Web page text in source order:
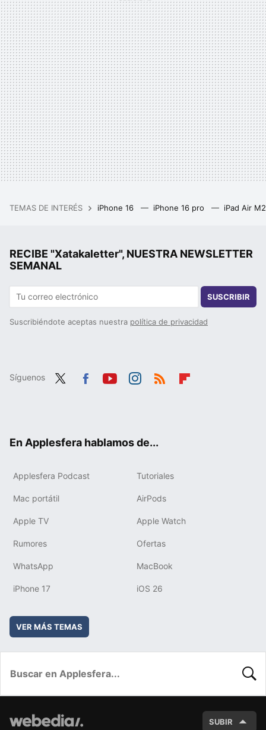
TEMAS DE INTERÉS iPhone 16 iPhone 16 pro iPad Air
RECIBE "Xatakaletter", NUESTRA NEWSLETTER
SEMANAL
SUSCRIBIR
Suscribiéndote aceptas nuestra política de privacidad
Síguenos
En Applesfera hablamos de...
Applesfera Podcast Tutoriales
Mac portátil AirPods
Apple TV Apple Watch
Rumores Ofertas
WhatsApp MacBook
iPhone 17 iOS 26
VER MÁS TEMAS
SUBIR